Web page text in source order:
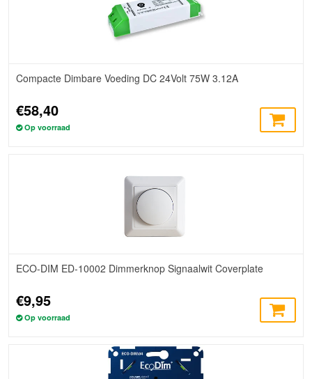
Compacte Dimbare Voeding DC 24Volt 75W 3.12A
€58,40
Op voorraad
ECO-DIM ED-10002 Dimmerknop Signaalwit Coverplate
€9,95
Op voorraad